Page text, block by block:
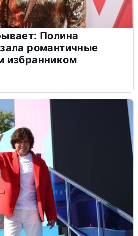
Полина
романтичные
избранником